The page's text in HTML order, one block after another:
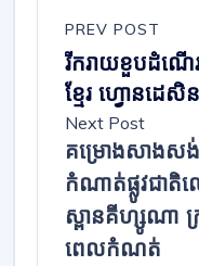
PREV POST
រីករាយខួបដំណើ
ខ្មែរ ហ្វោនដេ
Next Post
គម្រោងសាងស
កំណាត់ផ្លូវជាតិ
ស្ពានគីហ្សូណា
ពេលកំណត់